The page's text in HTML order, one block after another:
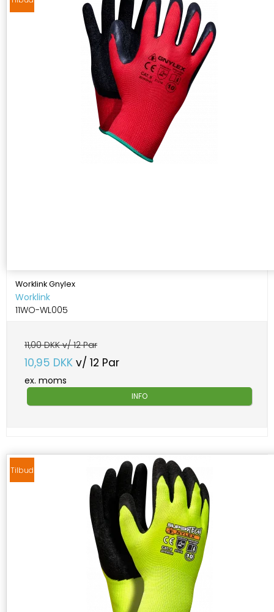
Worklink Gnylex
Worklink
11WO-WL005
11,00 DKK v/ 12 Par
10,95 DKK v/ 12 Par
ex. moms
INFO
Tilbud